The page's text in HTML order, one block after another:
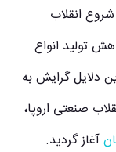
انقلاب
تولید انواع
دلایل گرایش به
صنعتی اروپا،
آغاز گردید.